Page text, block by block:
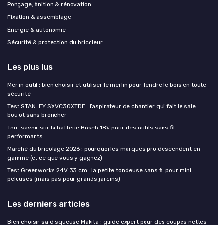
Ponçage, finition & rénovation
Fixation & assemblage
Énergie & autonomie
Sécurité & protection du bricoleur
Les plus lus
Merlin outil : bien choisir et utiliser le merlin pour fendre le bois en toute
sécurité
Test STANLEY SXVC30XTDE : l’aspirateur de chantier qui fait le sale
boulot sans broncher
Tout savoir sur la batterie Bosch 18V pour des outils sans fil
performants
Marché du bricolage 2026 : pourquoi les marques pro descendent en
gamme (et ce que vous y gagnez)
Test Greenworks 24V 33 cm : la petite tondeuse sans fil pour mini
pelouses (mais pas pour grands jardins)
Les derniers articles
Bien choisir sa disqueuse Makita : guide expert pour des coupes nettes